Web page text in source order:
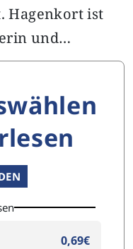
Hagenkort ist
und…
0,69€